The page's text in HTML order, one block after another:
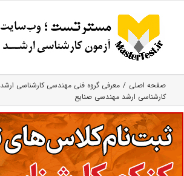
content
صفحه اصلی
معرفی گروه فنی مهندسی کارشناسی ارشد
کارشناسی ارشد مهندسی صنایع